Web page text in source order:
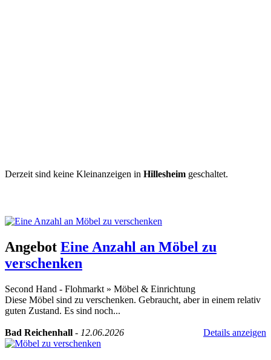
Derzeit sind keine Kleinanzeigen in Hillesheim geschaltet.
Angebot Eine Anzahl an Möbel zu
verschenken
Second Hand - Flohmarkt » Möbel & Einrichtung
Diese Möbel sind zu verschenken. Gebraucht, aber in einem relativ
guten Zustand. Es sind noch...
Bad Reichenhall - 12.06.2026 Details anzeigen